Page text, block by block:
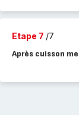
Etape 7 /7
Après cuisson